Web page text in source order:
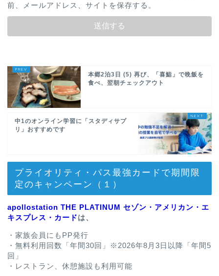
前、メールアドレス、サイトを保存する。
本郷2泊3日 (5) 再び、「喜鮨」で晩飯を
食べ、翌朝チェックアウト
中1のオンライン学習に「スタディサプ
リ」おすすめです
プライオリティ・パス最強カードで期間限
定のキャンペーン（１）
apollostation THE PLATINUM セゾン・アメリカン・エ
キスプレス・カードは、
・家族会員にもPP発行
・無料利用回数「年間30回」※2026年8月3日以降「年間5
回」
・レストラン、休憩施設も利用可能